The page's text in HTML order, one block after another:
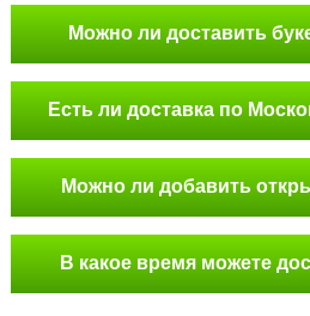
Можно ли доставить
Есть ли доставка по
Можно ли добавить
В какое время можете